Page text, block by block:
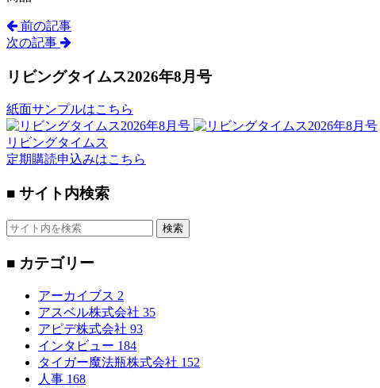
前の記事
次の記事
リビングタイムス2026年8月号
紙面サンプルはこちら
リビングタイムス
定期購読申込みはこちら
■ サイト内検索
検索
■ カテゴリー
アーカイブス 2
アスベル株式会社 35
アピデ株式会社 93
インタビュー 184
タイガー魔法瓶株式会社 152
人事 168